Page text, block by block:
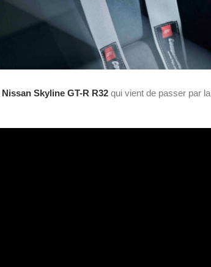
Nissan Skyline GT-R R32 qui vient de passer par la